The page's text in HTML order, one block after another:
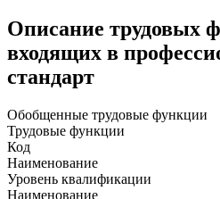
Описание трудовых
входящих в
стандарт
Обобщенные трудовые функции
Трудовые функции
Код
Наименование
Уровень квалификации
Наименование